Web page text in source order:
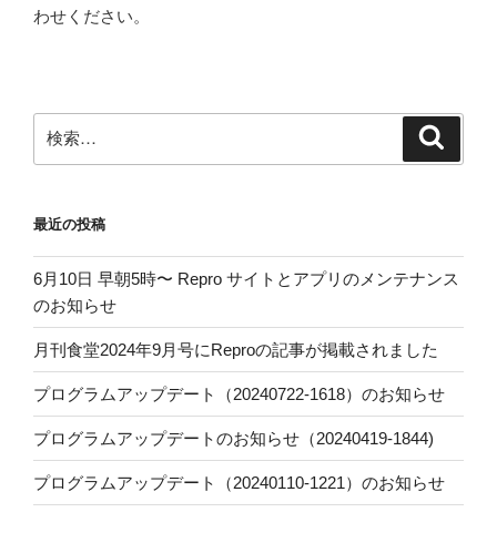
わせください。
索:
最近の投稿
6月10日 早朝5時〜 Repro サイトとアプリのメンテナンス
のお知らせ
月刊食堂2024年9月号にReproの記事が掲載されました
プログラムアップデート（20240722-1618）のお知らせ
プログラムアップデートのお知らせ（20240419-1844)
プログラムアップデート（20240110-1221）のお知らせ